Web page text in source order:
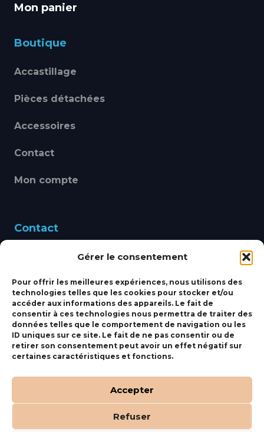
Gérer le consentement
Pour offrir les meilleures expériences, nous utilisons des
technologies telles que les cookies pour stocker et/ou
accéder aux informations des appareils. Le fait de
consentir à ces technologies nous permettra de traiter des
données telles que le comportement de navigation ou les
ID uniques sur ce site. Le fait de ne pas consentir ou de
retirer son consentement peut avoir un effet négatif sur
certaines caractéristiques et fonctions.
Accepter
Refuser
Mon panier
Boutique
Accastillage
Pièces détachées
Accessoires
Contact
Mon compte
Contact
460 Avenue Alain Le
bbsmarine@bbs-
marine.fr
Fixe:04 27 50 24 50
Mobile:06 69 44 48 83
Orocom .